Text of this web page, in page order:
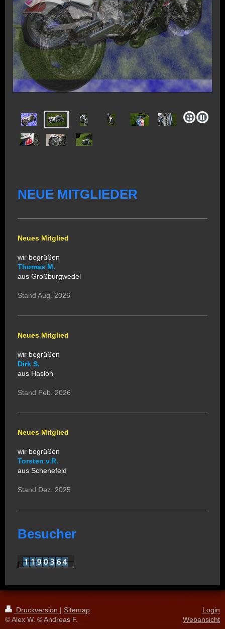
NEUE MITGLIEDER
Neues Mitglied
wir begrüßen
Thomas M.
aus Großburgwedel
Stand Aug. 2026
Neues Mitglied
wir begrüßen
Dirk S.
aus Hasloh
Stand Feb. 2026
Neues Mitglied
wir begrüßen
Torsten v.R.
aus Schenefeld
Stand Dez. 2025
Besucher
Druckversion | Sitemap
© Alex W. © Andreas F.
Login
Webansicht